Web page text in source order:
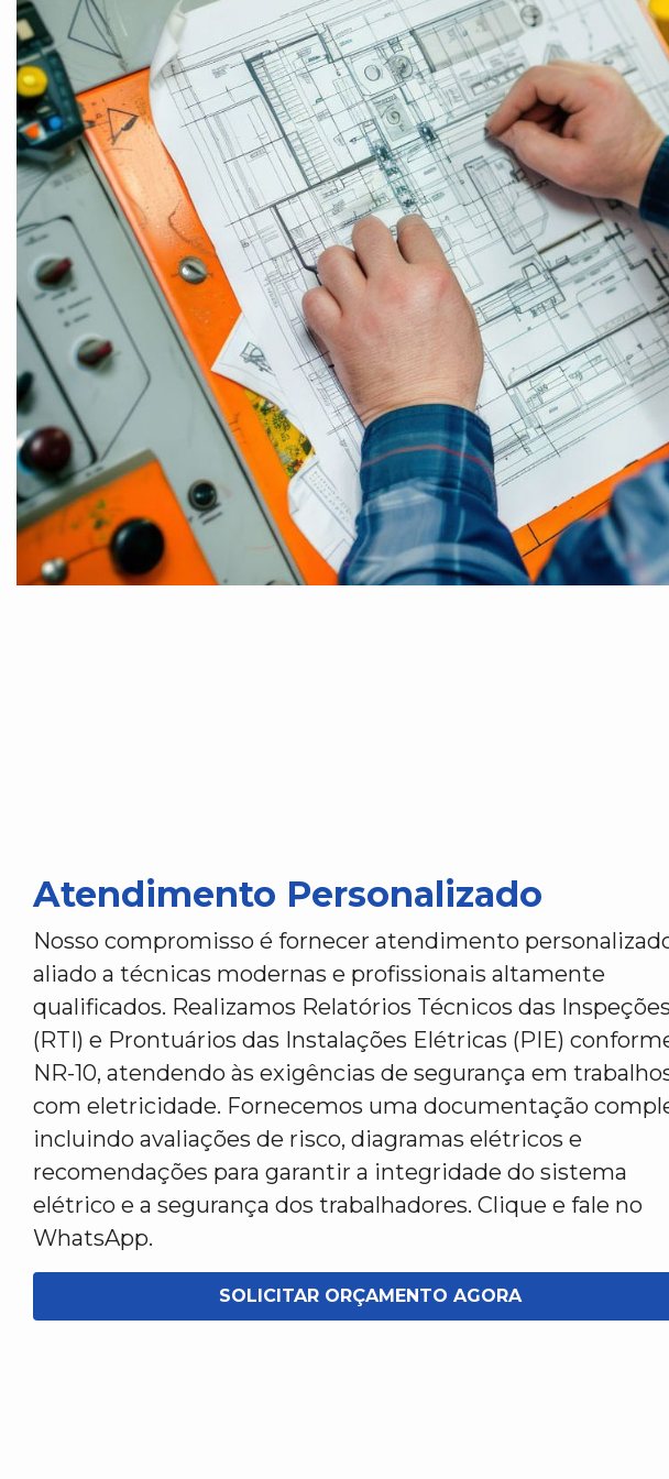
Atendimento Personalizado
Nosso compromisso é fornecer atendimento
aliado a técnicas modernas e profissionais altamente
qualificados. Realizamos Relatórios Técnicos das Inspeções
(RTI) e Prontuários das Instalações Elétricas (PIE)
NR-10, atendendo às exigências de segurança em
com eletricidade. Fornecemos uma documentação
incluindo avaliações de risco, diagramas elétricos e
recomendações para garantir a integridade do sistema
elétrico e a segurança dos trabalhadores. Clique e fale no
WhatsApp.
SOLICITAR ORÇAMENTO AGORA